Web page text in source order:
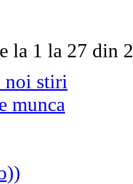
la 1 la 27 din
noi stiri
munca